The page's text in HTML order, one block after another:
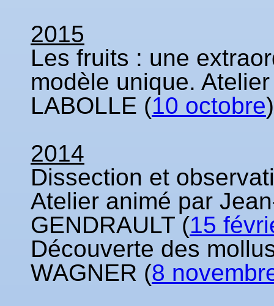
2015
Les fruits : une
modèle unique.
LABOLLE (10 octobre)
2014
Dissection et
Atelier animé par
GENDRAULT (15
Découverte des
WAGNER (8